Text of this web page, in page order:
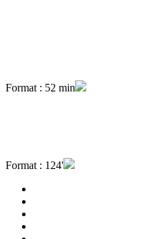
Format : 52 min
Format : 124'